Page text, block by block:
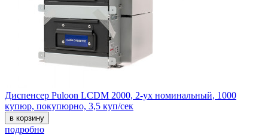
Диспенсер Puloon LCDM 2000, 2-ух номинальный, 1000
купюр, покупюрно, 3,5 куп/сек
в корзину
подробно